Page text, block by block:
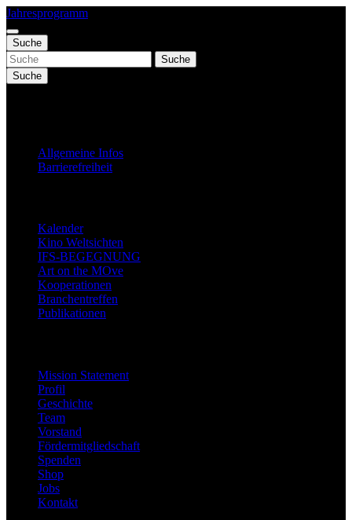
Jahresprogramm
Suche
Suche
Suche
Allgemeine Infos
Barrierefreiheit
Kalender
Kino Weltsichten
IFS-BEGEGNUNG
Art on the MOve
Kooperationen
Branchentreffen
Publikationen
Mission Statement
Profil
Geschichte
Team
Vorstand
Fördermitgliedschaft
Spenden
Shop
Jobs
Kontakt